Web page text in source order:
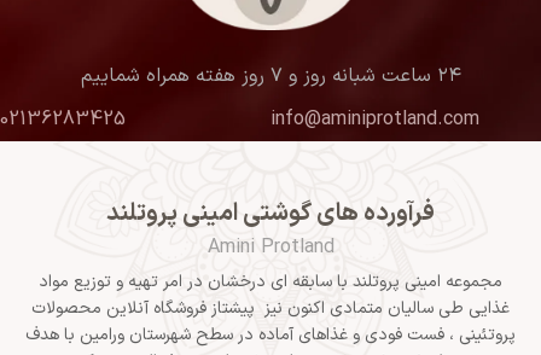
۲۴ ساعت شبانه روز و ۷ روز هفته همراه شماییم
info@aminiprotland.com
02136283425
فرآورده های گوشتی امینی پروتلند
Amini Protland
مجموعه امینی پروتلند با سابقه ای درخشان در امر تهیه و توزیع مواد
غذایی طی سالیان متمادی اکنون نیز پیشتاز فروشگاه آنلاین محصولات
پروتئینی ، فست فودی و غذاهای آماده در سطح شهرستان ورامین با هدف